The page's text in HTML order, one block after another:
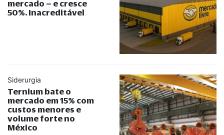
mercado – e cresce
50%. Inacreditável
Siderurgia
Ternium bate o
mercado em 15% com
custos menores e
volume forte no
México